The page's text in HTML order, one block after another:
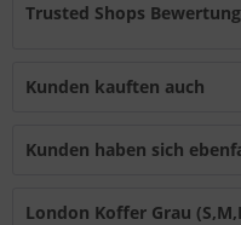
Trusted Shops
Kunden kauften auch
Kunden haben sich
London Koffer Grau